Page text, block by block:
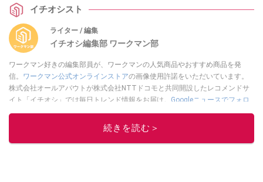
イチオシスト
ライター / 編集
イチオシ編集部 ワークマン部
ワークマン好きの編集部員が、ワークマンの人気商品やおすすめ商品を発
信。 ワークマン公式オンラインストアの画像使用許諾をいただいています。
株式会社オールアバウトが株式会社NTTドコモと共同開設したレコメンドサ
イト「イチオシ」では毎日トレンド情報をお届け。 Googleニュースでフォロ
このイチオシストの他の記事を読む
続きを読む＞